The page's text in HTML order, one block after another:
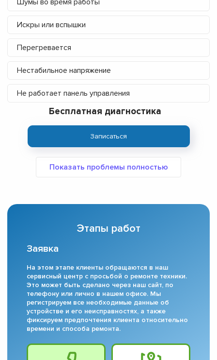
Шумы во время работы
Искры или вспышки
Перегревается
Нестабильное напряжение
Не работает панель управления
Бесплатная диагностика
Записаться
Этапы работ
Заявка
На этом этапе клиенты обращаются в наш
сервисный центр с просьбой о ремонте техники.
Это может быть сделано через наш сайт, по
телефону или лично в нашем офисе. Мы
регистрируем все необходимые данные об
устройстве и его неисправностях, а также
фиксируем предпочтения клиента относительно
времени и способа ремонта.